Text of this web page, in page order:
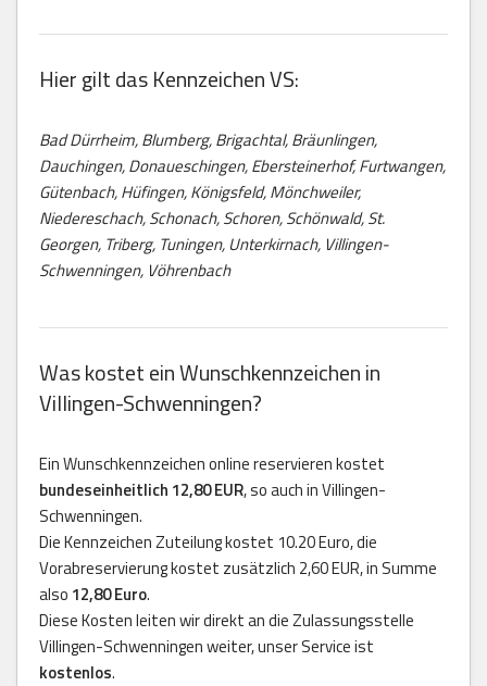
Hier gilt das Kennzeichen VS:
Bad Dürrheim, Blumberg, Brigachtal, Bräunlingen,
Dauchingen, Donaueschingen, Ebersteinerhof, Furtwangen,
Gütenbach, Hüfingen, Königsfeld, Mönchweiler,
Niedereschach, Schonach, Schoren, Schönwald, St.
Georgen, Triberg, Tuningen, Unterkirnach, Villingen-
Schwenningen, Vöhrenbach
Was kostet ein Wunschkennzeichen in
Villingen-Schwenningen?
Ein Wunschkennzeichen online reservieren kostet
bundeseinheitlich 12,80 EUR, so auch in Villingen-
Schwenningen.
Die Kennzeichen Zuteilung kostet 10.20 Euro, die
Vorabreservierung kostet zusätzlich 2,60 EUR, in Summe
also 12,80 Euro.
Diese Kosten leiten wir direkt an die Zulassungsstelle
Villingen-Schwenningen weiter, unser Service ist
kostenlos.